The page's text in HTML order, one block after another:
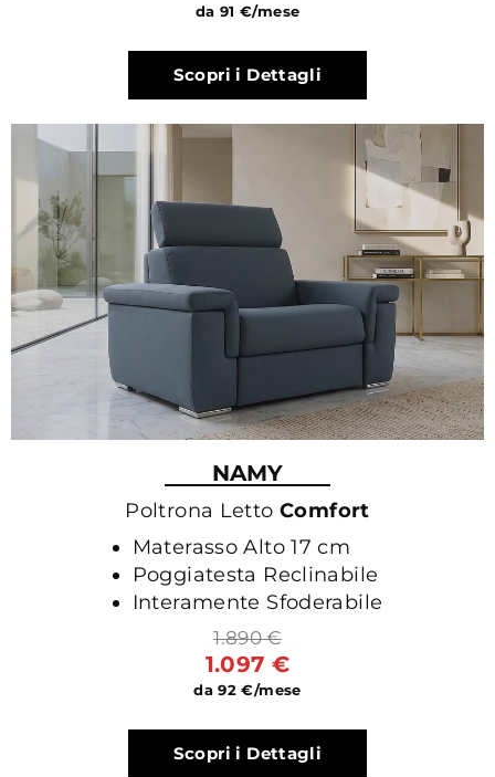
da 91 €/mese
Scopri i Dettagli
NAMY
Poltrona LettoComfort
Materasso Alto 17 cm
Poggiatesta Reclinabile
Interamente Sfoderabile
1.890 €
1.097 €
da 92 €/mese
Scopri i Dettagli